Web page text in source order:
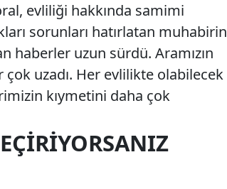
evliliği hakkında samimi
sorunları hatırlatan muhabirin
haberler uzun sürdü. Aramızın
uzadı. Her evlilikte olabilecek
kıymetini daha çok